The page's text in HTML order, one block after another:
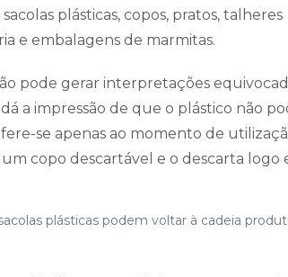
plásticas, copos, pratos, talheres
e embalagens de marmitas.
pode gerar interpretações
a impressão de que o plástico não
se apenas ao momento de
copo descartável e o descarta logo
plásticas podem voltar à cadeia